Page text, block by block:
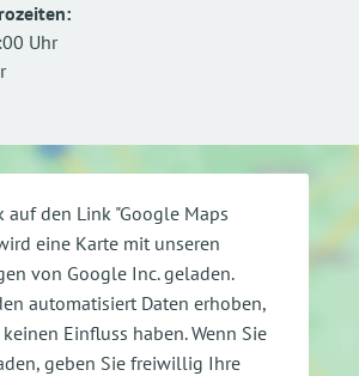
:
Uhr
auf den Link "Google Maps
eine Karte mit unseren
von Google Inc. geladen.
automatisiert Daten erhoben,
Einfluss haben. Wenn Sie
geben Sie freiwillig Ihre